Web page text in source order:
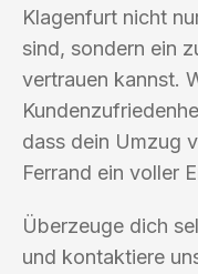
Klagenfurt nicht
sind, sondern ein
vertrauen kannst.
dass dein Umzug
Ferrand ein voller
Überzeuge dich
und kontaktiere